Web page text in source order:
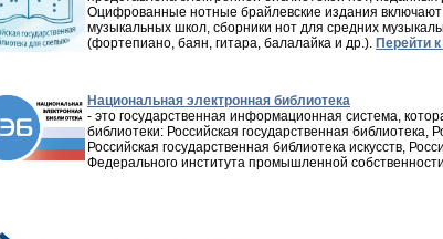
Оцифрованные нотные брайлевские издания включают
музыкальных школ, сборники нот для средних
(фортепиано, баян, гитара, балалайка и др.). Перейти
Национальная электронная библиотека
- это государственная информационная система,
библиотеки: Российская государственная библиотека,
Российская государственная библиотека искусств,
Федерального института промышленной